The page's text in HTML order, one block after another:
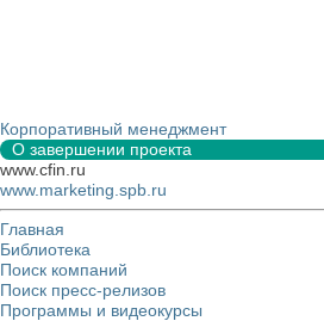
Корпоративный менеджмент
О завершении проекта
www.cfin.ru
www.marketing.spb.ru
Главная
Библиотека
Поиск компаний
Поиск пресс-релизов
Программы и видеокурсы